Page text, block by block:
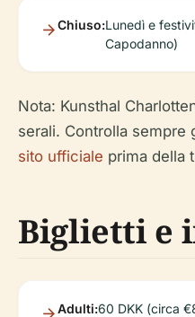
Chiuso:Lunedì e
Capodanno)
Nota: Kunsthal
serali. Controlla sempre
sito ufficiale prima della
Biglietti e
Adulti:60 DKK (circa